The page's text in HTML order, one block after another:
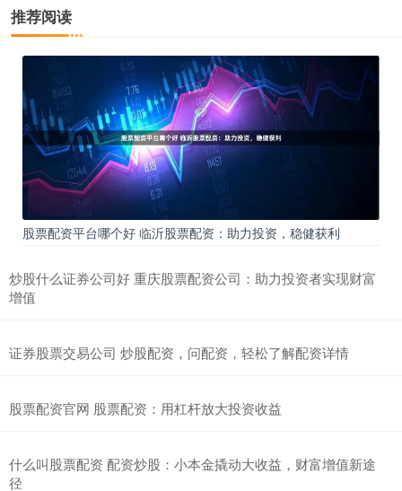
推荐阅读
股票配资平台哪个好 临沂股票配资：助力投资，稳健获利
炒股什么证券公司好 重庆股票配资公司：助力投资者实现财富
增值
证券股票交易公司 炒股配资，问配资，轻松了解配资详情
股票配资官网 股票配资：用杠杆放大投资收益
什么叫股票配资 配资炒股：小本金撬动大收益，财富增值新途
径